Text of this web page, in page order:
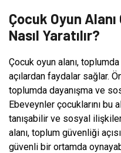
Çocuk Oyun
Nasıl Yaratılır?
Çocuk oyun alanı,
açılardan faydalar sağlar.
toplumda dayanışma ve
Ebeveynler çocuklarını bu
tanışabilir ve sosyal
alanı, toplum güvenliği
güvenli bir ortamda